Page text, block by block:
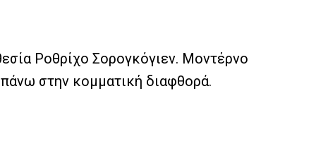
Ροθρίχο Σορογκόγιεν. Μοντέρνο
στην κομματική διαφθορά.